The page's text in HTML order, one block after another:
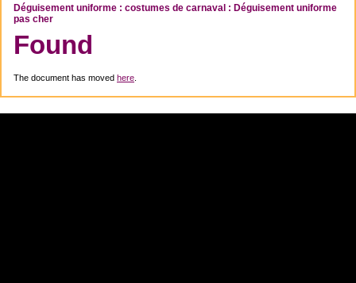
Déguisement uniforme : costumes de carnaval : Déguisement uniforme
pas cher
Found
The document has moved here